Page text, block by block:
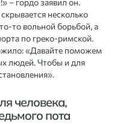
несколько
то вольной борьбой, а
по греко-римской.
«Давайте поможем
людей. Чтобы и для
человека,
пота